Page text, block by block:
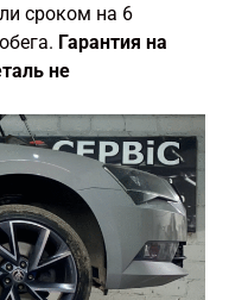
сроком на 6
Гарантия на
не